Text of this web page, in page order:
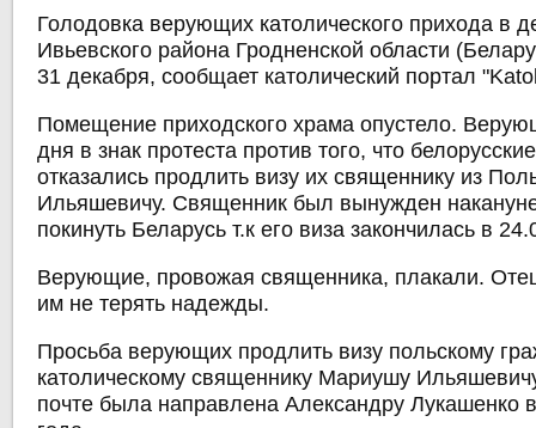
Голодовка верующих католического прихода в
Ивьевского района Гродненской области
31 декабря, сообщает католический портал
Помещение приходского храма опустело.
дня в знак протеста против того, что
отказались продлить визу их священнику из
Ильяшевичу. Священник был вынужден
покинуть Беларусь т.к его виза закончилась в
Верующие, провожая священника, плакали.
им не терять надежды.
Просьба верующих продлить визу польскому
католическому священнику Мариушу
почте была направлена Александру Лукашенко